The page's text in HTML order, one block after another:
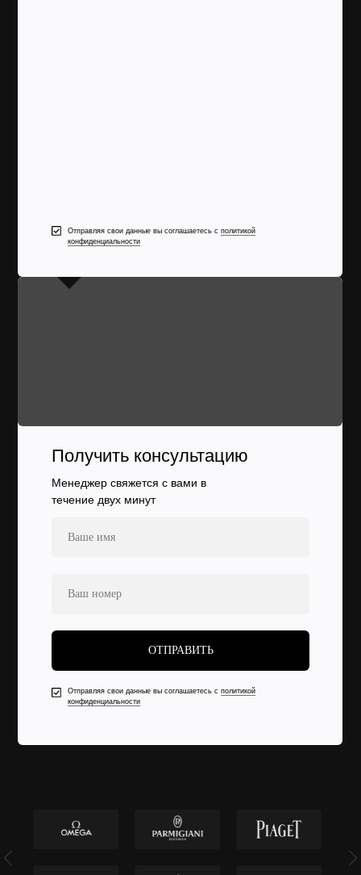
Отправляя свои данные вы соглашаетесь с политикой
конфиденциальности
ОТПРАВИТЬ
Получить консультацию
Менеджер свяжется с вами в
течение двух минут
Отправляя свои данные вы соглашаетесь с политикой
конфиденциальности